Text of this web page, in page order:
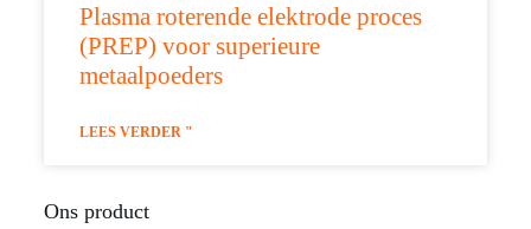
Plasma roterende elektrode proces
(PREP) voor superieure
metaalpoeders
LEES VERDER "
Ons product